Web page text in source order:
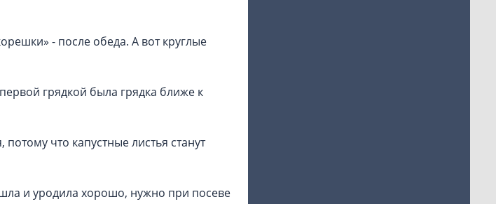
- после обеда. А вот круглые
грядкой была грядка ближе к
что капустные листья станут
и уродила хорошо, нужно при посеве